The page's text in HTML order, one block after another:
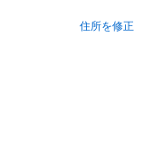
住所を修正